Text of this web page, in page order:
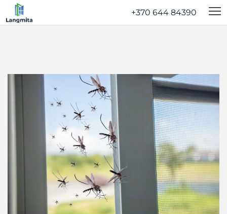
+370 644 84390‬